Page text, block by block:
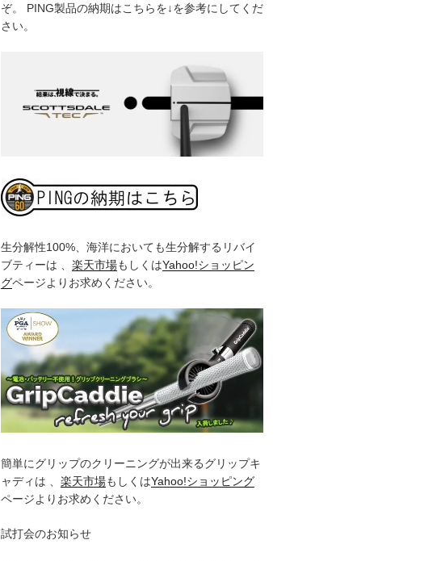
ぞ。 PING製品の納期はこちらを↓を参考にしてくだ
さい。
生分解性100%、海洋においても生分解するリバイ
ブティーは 、 楽天市場もしくはYahoo!ショッピン
グページよりお求めください。
簡単にグリップのクリーニングが出来るグリップキ
ャディは 、 楽天市場もしくはYahoo!ショッピング
ページよりお求めください。
試打会のお知らせ